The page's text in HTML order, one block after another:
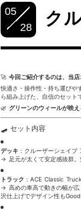
05
28
ク
🚀 今回ご紹介するのは、当
快適さ・操作性・持ち運びや
ら組み上げた、自信のセット
🌿 グリーンのウィールが映
🛹 セット内容
デッキ ：クルーザーシェイプ
→ 足元が太くて安定感抜群
トラック ：ACE Classic
→ 高めの車高で動きの幅が広
沢仕上げでデザイン性も